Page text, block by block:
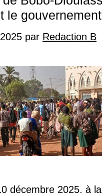
le gouvernement
par Redaction B
décembre 2025, à